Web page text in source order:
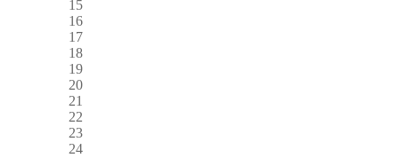
15
16
17
18
19
20
21
22
23
24